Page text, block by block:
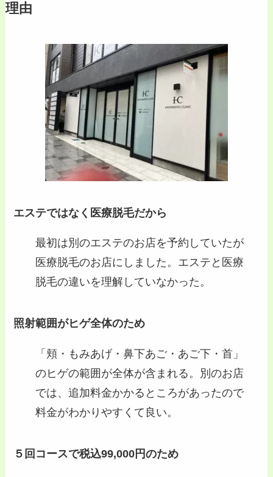
理由
エステではなく医療脱毛だから
最初は別のエステのお店を予約していたが
医療脱毛のお店にしました。エステと医療
脱毛の違いを理解していなかった。
照射範囲がヒゲ全体のため
「頬・もみあげ・鼻下あご・あご下・首」
のヒゲの範囲が全体が含まれる。別のお店
では、追加料金かかるところがあったので
料金がわかりやすくて良い。
５回コースで税込99,000円のため